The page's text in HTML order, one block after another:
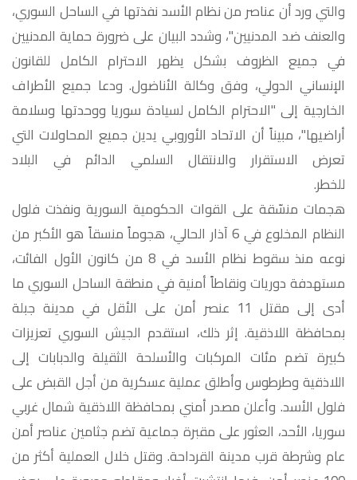
والتي ورد أن عناصر من نظام الأسد نفذتها في الساحل السوري،
والعنف ضد المدنيين"، وشدد البيان على ضرورة حماية المدنيين
في جميع الظروف بشكل يظهر الاحترام الكامل للقانون
الإنساني الدولي، وفق وكالة الأناضول. ودعا جميع الأطراف
الخارجية إلى "الاحترام الكامل لسيادة سوريا ووحدتها وسلامة
أراضيها"، مبيناً أن الاتحاد الأوروبي يدين جميع المحاولات التي
تعرض الاستقرار والانتقال السلمي الدائم في البلاد
هجمات منسّقة على القوات الحكومية السورية ونفذت فلول
النظام المخلوع في 6 آذار الحالي، هجوماً منسقاً هو الأكبر من
نوعه منذ سقوط نظام الأسد في 8 من كانون الأول الفائت،
مستهدفة دوريات ونقاطاً أمنية في منطقة الساحل السوري ما
أدى إلى مقتل 11 عنصر أمن على الأقل في مدينة جبلة
بمحافظة اللاذقية. إثر ذلك، استقدم الجيش السوري تعزيزات
كبيرة تضم مئات المركبات والأسلحة الثقيلة والدبابات إلى
اللاذقية وطرطوس وأطلق عملية عسكرية من أجل القبض على
فلول الأسد. وأعلن مصدر أمني بمحافظة اللاذقية شمال غربي
سوريا، الأحد، العثور على مقبرة جماعية تضم جثامين عناصر أمن
عام وشرطة قرب مدينة القرداحة. وقتل خلال العملية أكثر من